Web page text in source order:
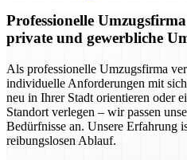
Professionelle
private und gewerbliche
Als professionelle Umzugsfirma
individuelle Anforderungen mit
neu in Ihrer Stadt orientieren oder
Standort verlegen – wir passen
Bedürfnisse an. Unsere Erfahrung
reibungslosen Ablauf.